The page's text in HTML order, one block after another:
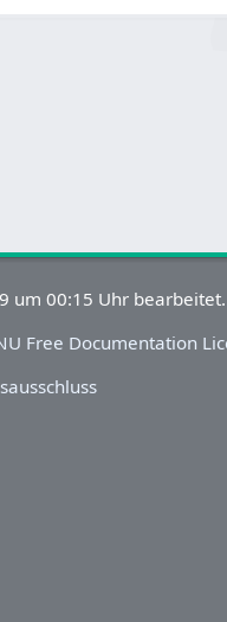
um 00:15 Uhr bearbeitet.
Free Documentation